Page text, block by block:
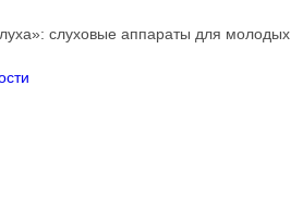
слуховые аппараты для молодых